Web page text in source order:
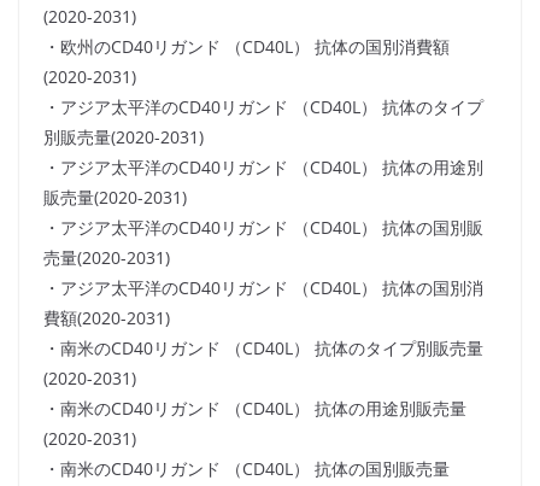
(2020-2031)
・欧州のCD40リガンド （CD40L） 抗体の国別消費額
(2020-2031)
・アジア太平洋のCD40リガンド （CD40L） 抗体のタイプ
別販売量(2020-2031)
・アジア太平洋のCD40リガンド （CD40L） 抗体の用途別
販売量(2020-2031)
・アジア太平洋のCD40リガンド （CD40L） 抗体の国別販
売量(2020-2031)
・アジア太平洋のCD40リガンド （CD40L） 抗体の国別消
費額(2020-2031)
・南米のCD40リガンド （CD40L） 抗体のタイプ別販売量
(2020-2031)
・南米のCD40リガンド （CD40L） 抗体の用途別販売量
(2020-2031)
・南米のCD40リガンド （CD40L） 抗体の国別販売量